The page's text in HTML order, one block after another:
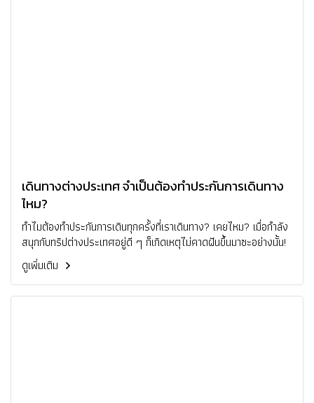
เดินทางต่างประเทศ จำเป็นต้องทำประกันการเดินทาง
ไหม?
ทำไมต้องทำประกันการเดินทุกครั้งที่เราเดินทาง? เคยไหม? เมื่อกำลัง
สนุกกับทริปต่างประเทศอยู่ดี ๆ ก็เกิดเหตุไม่คาดฝันขึ้นมาซะอย่างนั้น!
ดูเพิ่มเติม